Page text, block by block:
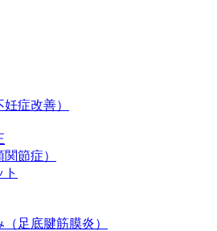
症改善）
節症）
足底腱筋膜炎）